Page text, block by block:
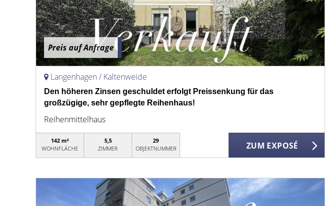
Preis auf Anfrage
Langenhagen / Kaltenweide
Den höheren Zinsen geschuldet erfolgt Preissenkung für das
großzügige, sehr gepflegte Reihenhaus!
Reihenmittelhaus
142 m²
WOHNFLÄCHE
5,5
ZIMMER
29
OBJEKTNUMMER
ZUM EXPOSÉ